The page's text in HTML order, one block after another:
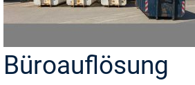
Büroauflösung